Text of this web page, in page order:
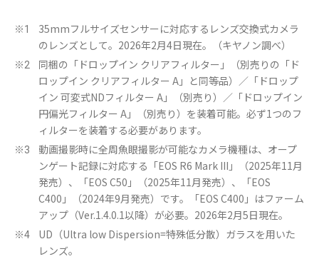
※1
35mmフルサイズセンサーに対応するレンズ交換式カメラ
のレンズとして。2026年2月4日現在。（キヤノン調べ）
※2
同梱の「ドロップイン クリアフィルター」（別売りの「ド
ロップイン クリアフィルター A」と同等品）／「ドロップ
イン 可変式NDフィルター A」（別売り）／「ドロップイン
円偏光フィルター A」（別売り）を装着可能。必ず1つのフ
ィルターを装着する必要があります。
※3
動画撮影時に全周魚眼撮影が可能なカメラ機種は、オープ
ンゲート記録に対応する「EOS R6 Mark III」（2025年11月
発売）、「EOS C50」（2025年11月発売）、「EOS
C400」（2024年9月発売）です。「EOS C400」はファーム
アップ（Ver.1.4.0.1以降）が必要。2026年2月5日現在。
※4
UD（Ultra low Dispersion=特殊低分散）ガラスを用いた
レンズ。